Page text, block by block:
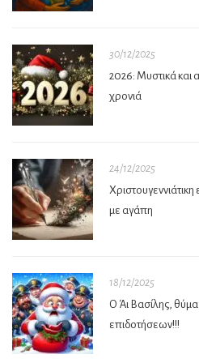
30/12/2025
2026: Μυστικά και
χρονιά
24/12/2025
με αγάπη
18/12/2025
Ο Άι Βασίλης, θύμα
επιδοτήσεων!!!